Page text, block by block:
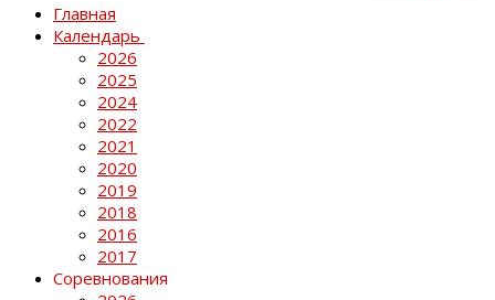
Главная
Календарь
2026
2025
2024
2022
2021
2020
2019
2018
2016
2017
Соревнования